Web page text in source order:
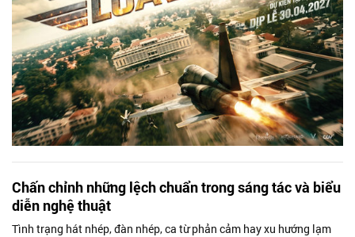
Chấn chỉnh những lệch chuẩn trong sáng tác và biểu
diễn nghệ thuật
Tình trạng hát nhép, đàn nhép, ca từ phản cảm hay xu hướng lạm